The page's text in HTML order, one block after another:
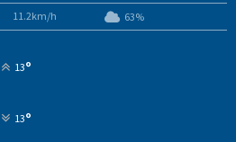
11.2km/h 63%
13°
13°